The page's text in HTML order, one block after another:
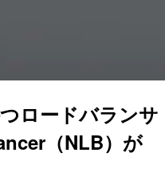
ロードバランサ
（NLB）が